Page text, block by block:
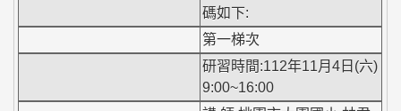
碼如下:
第一梯次
研習時間:112年11月4日(六)
9:00~16:00